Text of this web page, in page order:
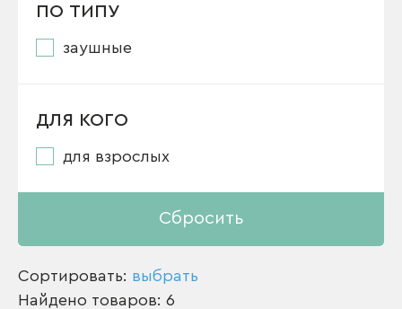
ПО ТИПУ
заушные
ДЛЯ КОГО
для взрослых
Сбросить
Найдено товаров: 6
Сортировать: выбрать